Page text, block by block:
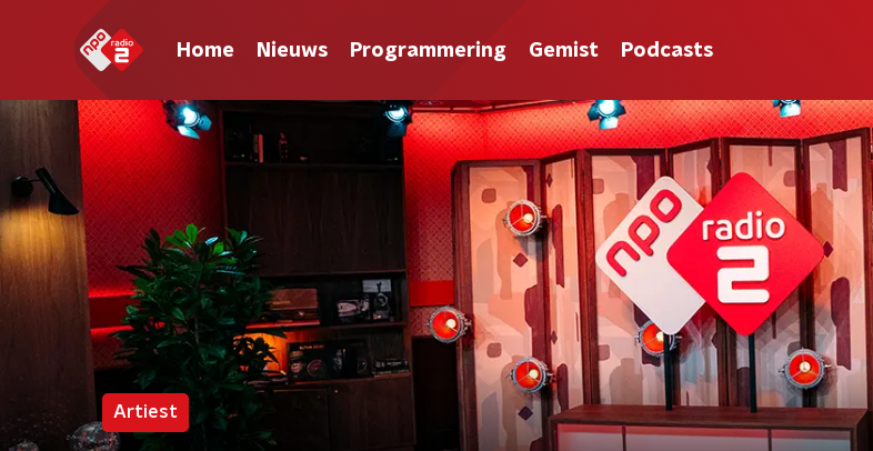
Home Nieuws Programmering Gemist Podcasts
Artiest